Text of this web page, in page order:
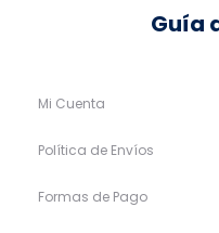
Guía
Mi Cuenta
Política de Envíos
Formas de Pago